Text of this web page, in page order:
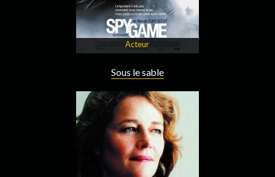
Acteur
Sous le sable